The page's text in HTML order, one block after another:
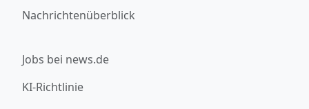
Nachrichtenüberblick
Jobs bei news.de
KI-Richtlinie